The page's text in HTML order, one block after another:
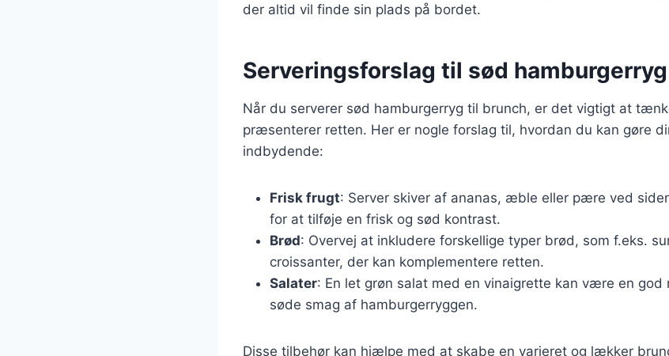
der altid vil finde sin plads på bordet.
Serveringsforslag til sød
Når du serverer sød hamburgerryg til brunch, er det vigtigt at
præsenterer retten. Her er nogle forslag til, hvordan du kan gøre
indbydende:
Frisk frugt: Server skiver af ananas, æble eller pære ved
for at tilføje en frisk og sød kontrast.
Brød: Overvej at inkludere forskellige typer brød, som f.eks.
croissanter, der kan komplementere retten.
Salater: En let grøn salat med en vinaigrette kan være en god
søde smag af hamburgerryggen.
Disse tilbehør kan hjælpe med at skabe en varieret og lækker